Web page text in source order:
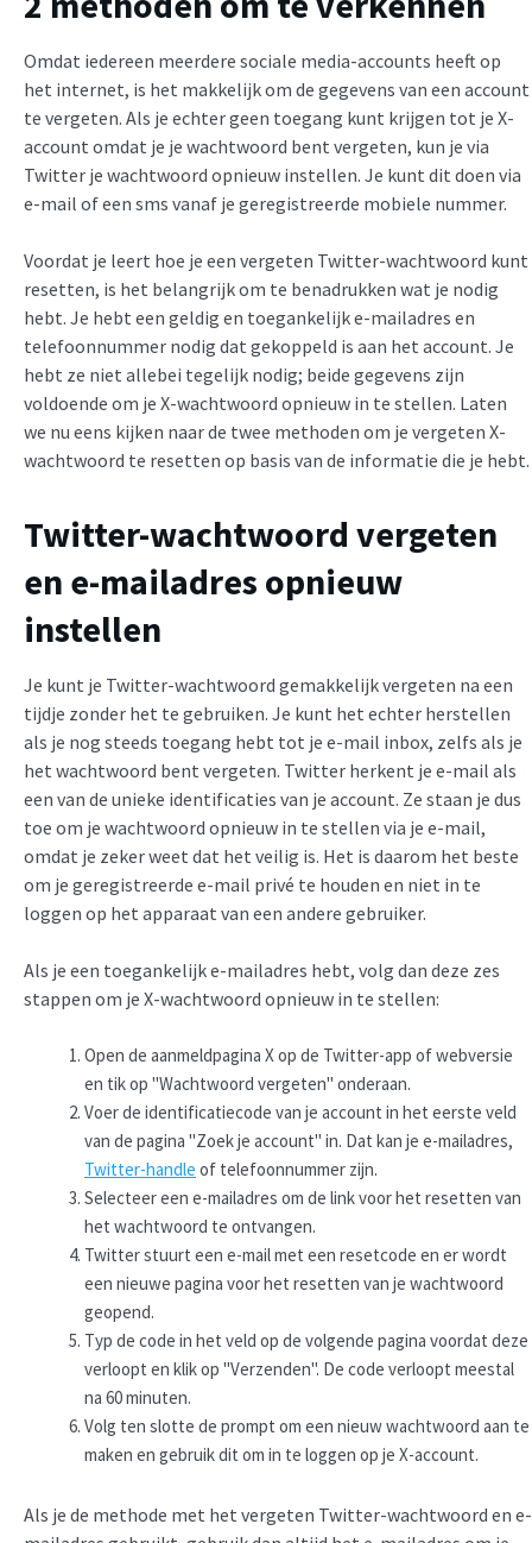
Omdat iedereen meerdere sociale media-accounts heeft op
het internet, is het makkelijk om de gegevens van een account
te vergeten. Als je echter geen toegang kunt krijgen tot je X-
account omdat je je wachtwoord bent vergeten, kun je via
Twitter je wachtwoord opnieuw instellen. Je kunt dit doen via
e-mail of een sms vanaf je geregistreerde mobiele nummer.
Voordat je leert hoe je een vergeten Twitter-wachtwoord kunt
resetten, is het belangrijk om te benadrukken wat je nodig
hebt. Je hebt een geldig en toegankelijk e-mailadres en
telefoonnummer nodig dat gekoppeld is aan het account. Je
hebt ze niet allebei tegelijk nodig; beide gegevens zijn
voldoende om je X-wachtwoord opnieuw in te stellen. Laten
we nu eens kijken naar de twee methoden om je vergeten X-
wachtwoord te resetten op basis van de informatie die je hebt.
Twitter-wachtwoord vergeten
en e-mailadres opnieuw
instellen
Je kunt je Twitter-wachtwoord gemakkelijk vergeten na een
tijdje zonder het te gebruiken. Je kunt het echter herstellen
als je nog steeds toegang hebt tot je e-mail inbox, zelfs als je
het wachtwoord bent vergeten. Twitter herkent je e-mail als
een van de unieke identificaties van je account. Ze staan je dus
toe om je wachtwoord opnieuw in te stellen via je e-mail,
omdat je zeker weet dat het veilig is. Het is daarom het beste
om je geregistreerde e-mail privé te houden en niet in te
loggen op het apparaat van een andere gebruiker.
Als je een toegankelijk e-mailadres hebt, volg dan deze zes
stappen om je X-wachtwoord opnieuw in te stellen:
Open de aanmeldpagina X op de Twitter-app of webversie
en tik op "Wachtwoord vergeten" onderaan.
Voer de identificatiecode van je account in het eerste veld
van de pagina "Zoek je account" in. Dat kan je e-mailadres,
Twitter-handle of telefoonnummer zijn.
Selecteer een e-mailadres om de link voor het resetten van
het wachtwoord te ontvangen.
Twitter stuurt een e-mail met een resetcode en er wordt
een nieuwe pagina voor het resetten van je wachtwoord
geopend.
Typ de code in het veld op de volgende pagina voordat deze
verloopt en klik op "Verzenden". De code verloopt meestal
na 60 minuten.
Volg ten slotte de prompt om een nieuw wachtwoord aan te
maken en gebruik dit om in te loggen op je X-account.
Als je de methode met het vergeten Twitter-wachtwoord en e-